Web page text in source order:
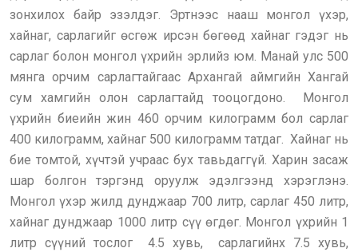
зонхилох байр эзэлдэг. Эртнээс нааш монгол үхэр,
хайнаг, сарлагийг өсгөж ирсэн бөгөөд хайнаг гэдэг нь
сарлаг болон монгол үхрийн эрлийз юм. Манай улс 500
мянга орчим сарлагтайгаас Архангай аймгийн Хангай
сум хамгийн олон сарлагтайд тооцогдоно. Монгол
үхрийн биеийн жин 460 орчим килограмм бол сарлаг
400 килограмм, хайнаг 500 килограмм татдаг. Хайнаг нь
бие томтой, хүчтэй учраас бух тавьдаггүй. Харин засаж
шар болгон тэргэнд оруулж эдэлгээнд хэрэглэнэ.
Монгол үхэр жилд дунджаар 700 литр, сарлаг 450 литр,
хайнаг дунджаар 1000 литр сүү өгдөг. Монгол үхрийн 1
литр сүүний тослог 4.5 хувь, сарлагийнх 7.5 хувь,